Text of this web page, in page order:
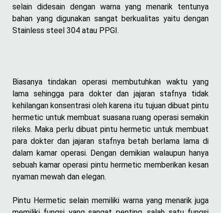
selain didesain dengan warna yang menarik tentunya
bahan yang digunakan sangat berkualitas yaitu dengan
Stainless steel 304 atau PPGI.
Biasanya tindakan operasi membutuhkan waktu yang
lama sehingga para dokter dan jajaran stafnya tidak
kehilangan konsentrasi oleh karena itu tujuan dibuat pintu
hermetic untuk membuat suasana ruang operasi semakin
rileks. Maka perlu dibuat pintu hermetic untuk membuat
para dokter dan jajaran stafnya betah berlama lama di
dalam kamar operasi. Dengan demikian walaupun hanya
sebuah kamar operasi pintu hermetic memberikan kesan
nyaman mewah dan elegan.
Pintu Hermetic selain memiliki warna yang menarik juga